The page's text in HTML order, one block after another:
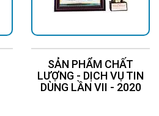
SẢN PHẨM CHẤT
LƯỢNG - DỊCH VỤ TIN
DÙNG LẦN VII - 2020